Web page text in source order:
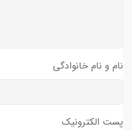
نام و نام خانوادگی
پست الکترونیک